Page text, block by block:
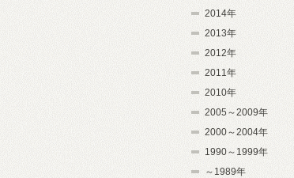
2014年
2013年
2012年
2011年
2010年
2005～2009年
2000～2004年
1990～1999年
～1989年